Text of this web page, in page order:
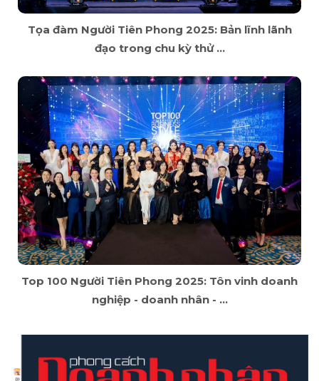
Tọa đàm Người Tiên Phong 2025: Bản lĩnh lãnh
đạo trong chu kỳ thử ...
Top 100 Người Tiên Phong 2025: Tôn vinh doanh
nghiệp - doanh nhân - ...